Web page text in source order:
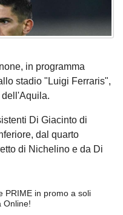
in programma
stadio "Luigi Ferraris",
dell'Aquila.
Di Giacinto di
dal quarto
di Nichelino e da Di
PRIME in promo a soli
Online!